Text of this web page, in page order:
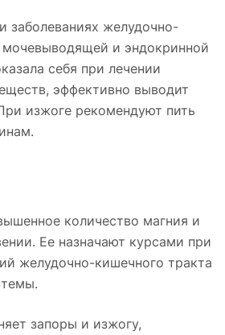
заболеваниях желудочно-
мочевыводящей и эндокринной
себя при лечении
эффективно выводит
изжоге рекомендуют пить
количество магния и
Ее назначают курсами при
желудочно-кишечного тракта
запоры и изжогу,